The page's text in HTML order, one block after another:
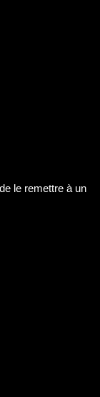
le remettre à un